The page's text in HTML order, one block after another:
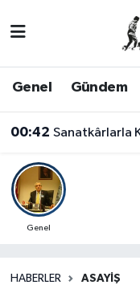
Genel Gündem
00:42 Sanatkârlarla
Genel
HABERLER ASAYIŞ
Iğdır Trafik
Süper Lig